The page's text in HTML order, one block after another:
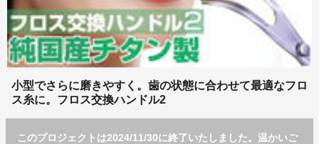
小型でさらに磨きやすく。歯の状態に合わせて最適なフロ
ス糸に。フロス交換ハンドル2
このプロジェクトは2024/11/30に終了いたしました。温かいご